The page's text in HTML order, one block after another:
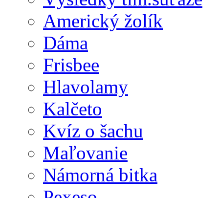
Americký žolík
Dáma
Frisbee
Hlavolamy
Kalčeto
Kvíz o šachu
Maľovanie
Námorná bitka